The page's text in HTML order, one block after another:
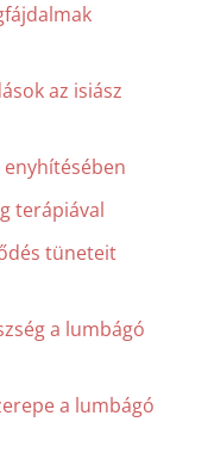
az isiász
enyhítésében
terápiával
tüneteit
a lumbágó
a lumbágó